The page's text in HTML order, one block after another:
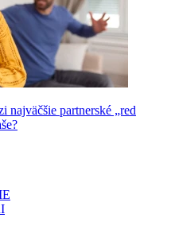
najväčšie partnerské „red